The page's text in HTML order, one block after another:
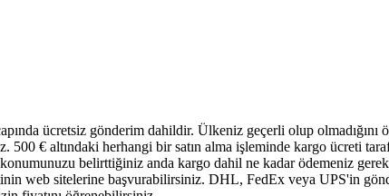
ücretsiz gönderim dahildir. Ülkeniz geçerli olup olmadığını
€ altındaki herhangi bir satın alma işleminde kargo ücreti
belirttiğiniz anda kargo dahil ne kadar ödemeniz
web sitelerine başvurabilirsiniz. DHL, FedEx veya UPS'in